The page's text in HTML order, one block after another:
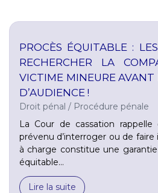
PROCÈS ÉQUITABLE :
RECHERCHER LA
VICTIME MINEURE AVANT
D’AUDIENCE !
Droit pénal / Procédure pénale
La Cour de cassation
prévenu d’interroger ou de
à charge constitue une
équitable...
Lire la suite